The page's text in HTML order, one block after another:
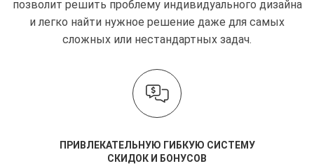
позволит решить проблему индивидуального дизайна
и легко найти нужное решение даже для самых
сложных или нестандартных задач.
ПРИВЛЕКАТЕЛЬНУЮ ГИБКУЮ СИСТЕМУ
СКИДОК И БОНУСОВ